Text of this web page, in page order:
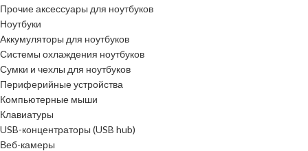
Прочие аксессуары для ноутбуков
Ноутбуки
Аккумуляторы для ноутбуков
Системы охлаждения ноутбуков
Сумки и чехлы для ноутбуков
Периферийные устройства
Компьютерные мыши
Клавиатуры
USB-концентраторы (USB hub)
Веб-камеры